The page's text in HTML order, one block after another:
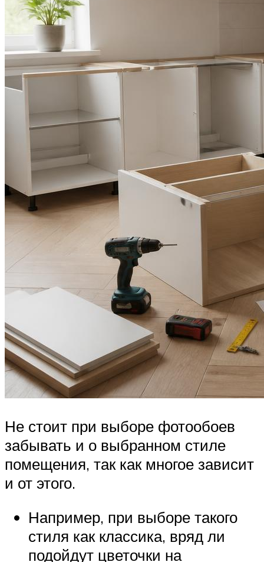
Не стоит при выборе фотообоев
забывать и о выбранном стиле
помещения, так как многое зависит
и от этого.
Например, при выборе такого
стиля как классика, вряд ли
подойдут цветочки на